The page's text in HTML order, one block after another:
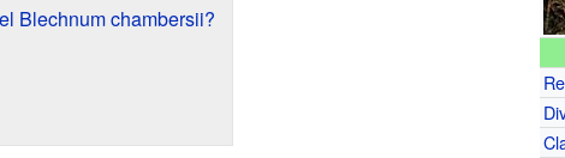
Blechnum chambersii?